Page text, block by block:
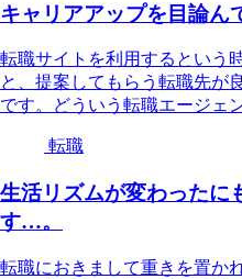
キャリアアップを目論ん
転職サイトを利用するという
と、提案してもらう転職先が
です。どういう転職エージェ
転職
生活リズムが変わったに
す…。
転職におきまして重きを置か